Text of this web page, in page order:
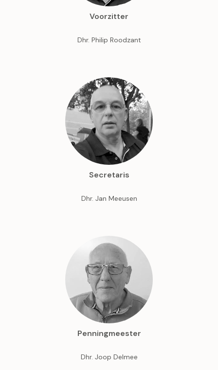
Voorzitter
Dhr. Philip Roodzant
Secretaris
Dhr. Jan Meeusen
Penningmeester
Dhr. Joop Delmee